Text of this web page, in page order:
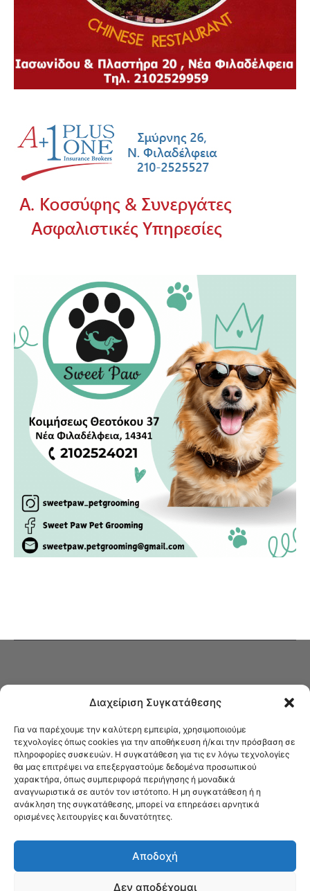
Διαχείριση Συγκατάθεσης
Για να παρέχουμε την καλύτερη εμπειρία, χρησιμοποιούμε
τεχνολογίες όπως cookies για την αποθήκευση ή/και την πρόσβαση σε
πληροφορίες συσκευών. Η συγκατάθεση για τις εν λόγω τεχνολογίες
θα μας επιτρέψει να επεξεργαστούμε δεδομένα προσωπικού
χαρακτήρα, όπως συμπεριφορά περιήγησης ή μοναδικά
αναγνωριστικά σε αυτόν τον ιστότοπο. Η μη συγκατάθεση ή η
ανάκληση της συγκατάθεσης, μπορεί να επηρεάσει αρνητικά
ορισμένες λειτουργίες και δυνατότητες.
Αποδοχή
Δεν αποδέχομαι
Στο Καφενείο θα βρείτε όλες τις ειδήσεις που αφορούν την Νέα
Φιλαδέλφεια και τη Νέα Χαλκηδόνα, καυτή αρθρογραφία, καθώς και
όλα τα νέα που σας αφορούν.